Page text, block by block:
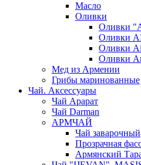
Масло
Оливки
Оливки
Оливки
Оливки
Оливки
Мед из Армении
Грибы маринованные
Чай. Аксессуары
Чай Арарат
Чай Darman
АРМЧАЙ
Чай заварочный
Прозрачная
Армянский